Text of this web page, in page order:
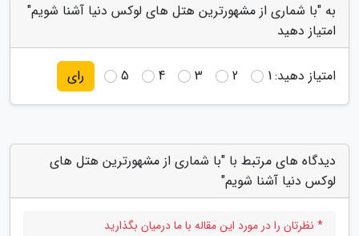
به "با شماری از مشهورترین هتل های لوکس دنیا آشنا شویم"
امتیاز دهید
امتیاز دهید:1
2
3
4
5 رای
دیدگاه های مرتبط با "با شماری از مشهورترین هتل های
لوکس دنیا آشنا شویم"
* نظرتان را در مورد این مقاله با ما درمیان بگذارید